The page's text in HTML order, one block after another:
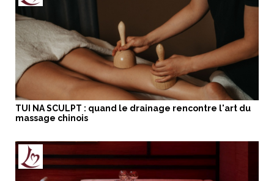
TUI NA SCULPT : quand le drainage rencontre l'art du
massage chinois